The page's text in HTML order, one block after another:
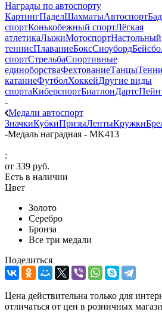
Награды по автоспорту
КартингПаделШахматыАвтоспорт
спортКонькобежный спортЛёгкая
атлетикаЛыжиМотоспортНастольный
теннисПлаваниеБоксСноуборд
спортСтрельбаСпортивные
единоборстваФехтованиеТанцы
катаниеФутболХоккейДругие виды
спортаКиберспортБиатлонДартс
-
Медали автоспорт
ЗначкиКубкиПризыЛентыКружки
-Медаль наградная - MK413
:
от 339 руб.
Есть в наличии
Цвет
Золото
Серебро
Бронза
Все три медали
Поделиться
Цена действительна только для
отличаться от цен в розничных